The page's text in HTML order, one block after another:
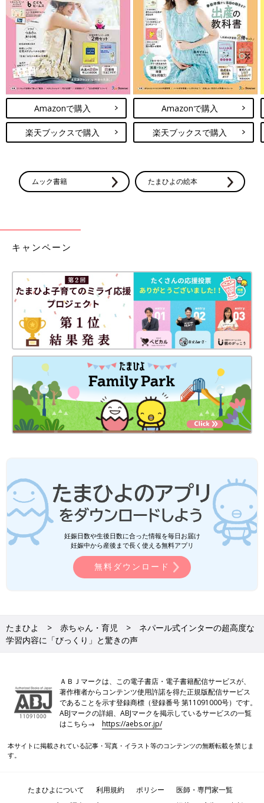
Amazonで購入
楽天ブックスで購入
Amazonで購入
楽天ブックスで購入
ムック書籍 たまひよの絵本
キャンペーン
妊娠日数や生後日数に合った情報を毎日お届け
妊娠中から産後まで長く使える無料アプリ
無料ダウンロード
たまひよ 赤ちゃん・育児
ネパール式インターの超高度な
学習内容に「びっくり」と驚きの声
ＡＢＪマークは、この電子書店・電子書籍配信サービスが、
著作権者からコンテンツ使用許諾を得た正規版配信サービス
であることを示す登録商標（登録番号 第11091000号）です。
ABJマークの詳細、ABJマークを掲示しているサービスの一覧
はこちら→https://aebs.or.jp/
本サイトに掲載されている記事・写真・イラスト等のコンテンツの無断転載を禁じま
す。
たまひよについて 利用規約 ポリシー
医師・専門家一覧